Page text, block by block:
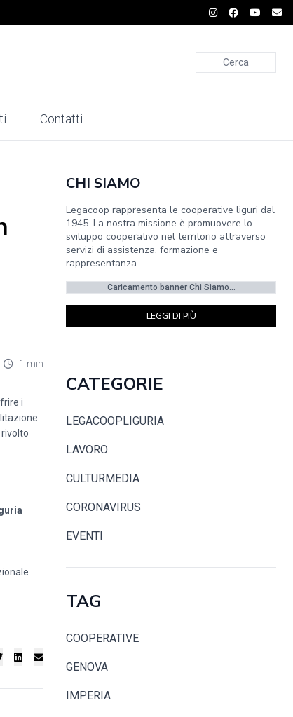
Cerca
Contatti
1 min
i
CHI SIAMO
Legacoop rappresenta le cooperative liguri dal
1945. La nostra missione è promuovere lo
sviluppo cooperativo nel territorio attraverso
servizi di assistenza, formazione e
rappresentanza.
Caricamento banner Chi Siamo...
LEGGI DI PIÙ
CATEGORIE
LEGACOOPLIGURIA
LAVORO
CULTURMEDIA
CORONAVIRUS
EVENTI
TAG
COOPERATIVE
GENOVA
IMPERIA